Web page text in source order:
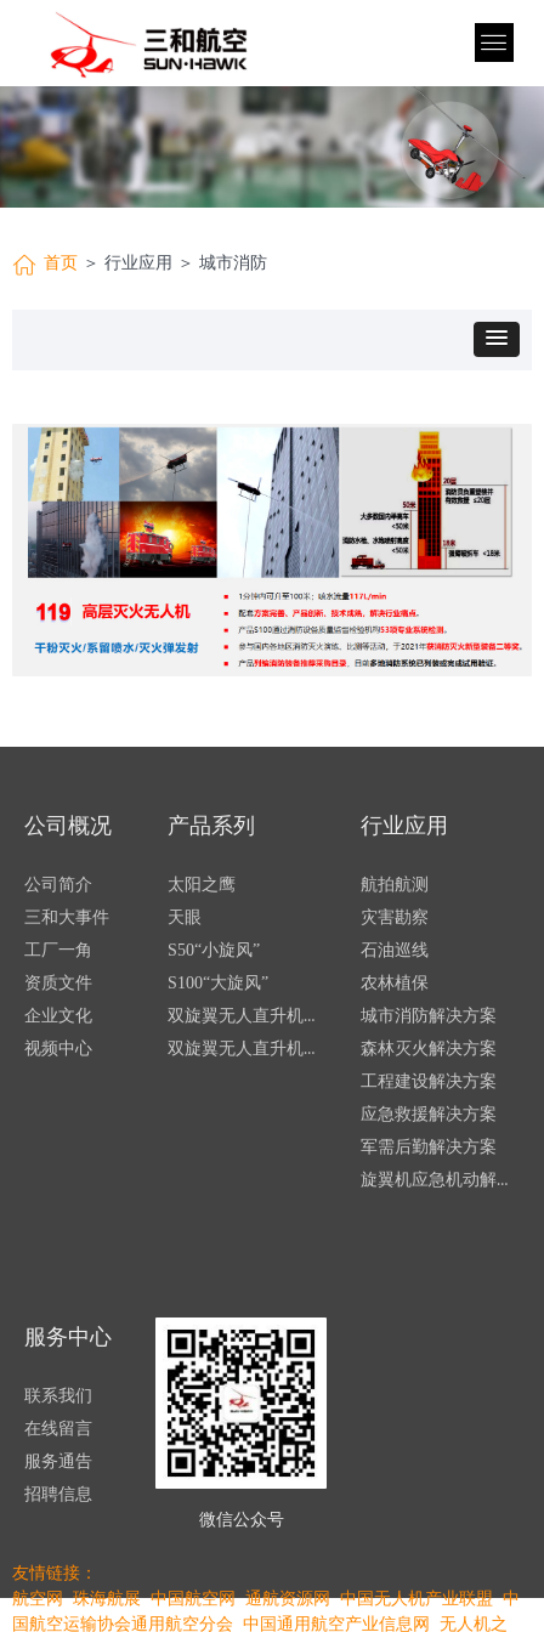
首页 ＞ 行业应用 ＞ 城市消防
微信公众号
公司简介
三和大事件
工厂一角
资质文件
企业文化
视频中心
公司概况
太阳之鹰
天眼
S50“小旋风”
S100“大旋风”
双旋翼无人直升机—SG500
双旋翼无人直升机—S750
产品系列
航拍航测
灾害勘察
石油巡线
农林植保
城市消防解决方案
森林灭火解决方案
工程建设解决方案
应急救援解决方案
军需后勤解决方案
旋翼机应急机动解决方案
行业应用
服务中心
联系我们
在线留言
服务通告
招聘信息
友情链接：
航空网 珠海航展 中国航空网 通航资源网 中国无人机产业联盟 中
国航空运输协会通用航空分会 中国通用航空产业信息网 无人机之